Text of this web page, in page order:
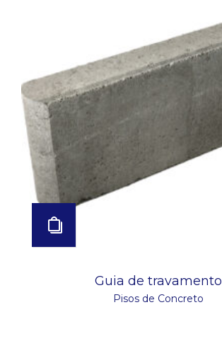
Guia de travamento
Pisos de Concreto